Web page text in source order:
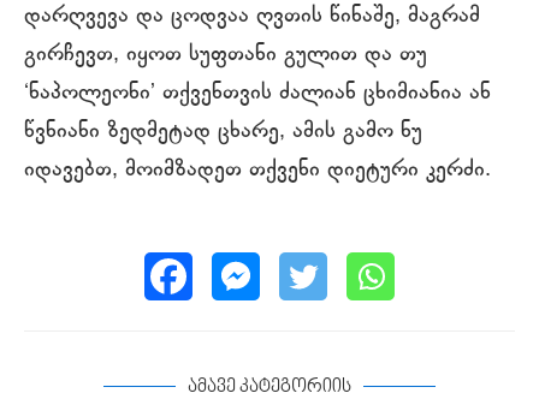
დარღვევა და ცოდვაა ღვთის წინაშე, მაგრამ
გირჩევთ, იყოთ სუფთანი გულით და თუ
‘ნაპოლეონი’ თქვენთვის ძალიან ცხიმიანია ან
წვნიანი ზედმეტად ცხარე, ამის გამო ნუ
იდავებთ, მოიმზადეთ თქვენი დიეტური კერძი.
ამავე კატეგორიის